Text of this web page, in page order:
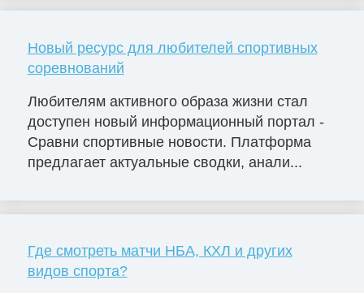
Новый ресурс для любителей спортивных
соревнований
Любителям активного образа жизни стал
доступен новый информационный портал -
Сравни спортивные новости. Платформа
предлагает актуальные сводки, анали...
Где смотреть матчи НБА, КХЛ и других
видов спорта?